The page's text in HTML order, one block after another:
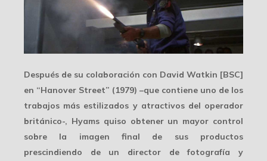
Después de su colaboración con David Watkin [BSC]
en “Hanover Street” (1979) –que contiene uno de los
trabajos más estilizados y atractivos del operador
británico-, Hyams quiso obtener un mayor control
sobre la imagen final de sus productos
prescindiendo de un director de fotografía y